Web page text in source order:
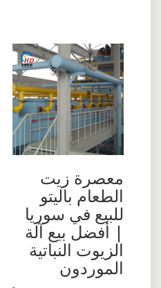
معصرة زيت
الطعام باليتو
للبيع في سوريا
| أفضل بيع آلة
الزيوت النباتية
الموردون